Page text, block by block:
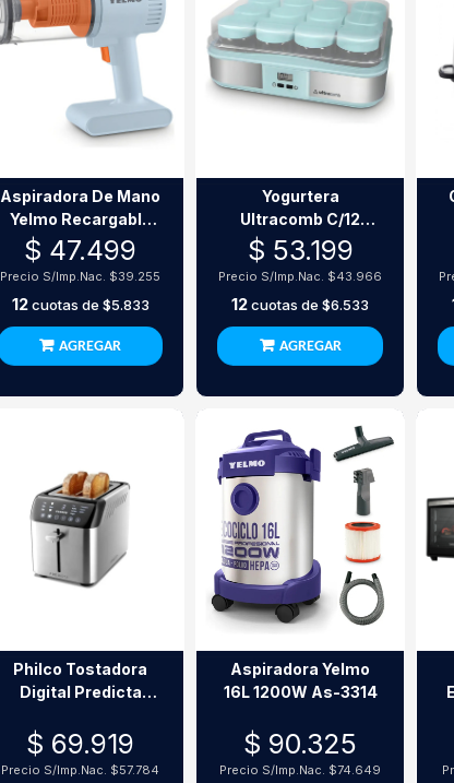
Aspiradora De Mano
Yelmo Recargable
80W As-3244
$ 47.499
Precio S/Imp.Nac. $39.255
12cuotas de $5.833
AGREGAR
Yogurtera
Ultracomb C/12
Frascos 21.5W Yg-
2712V
$ 53.199
Precio S/Imp.Nac. $43.966
12cuotas de$6.533
AGREGAR
Philco Tostadora
Digital Predicta
Inoxidable
$ 69.919
Precio S/Imp.Nac. $57.784
Aspiradora Yelmo
16L 1200W As-3314
$ 90.325
Precio S/Imp.Nac. $74.649